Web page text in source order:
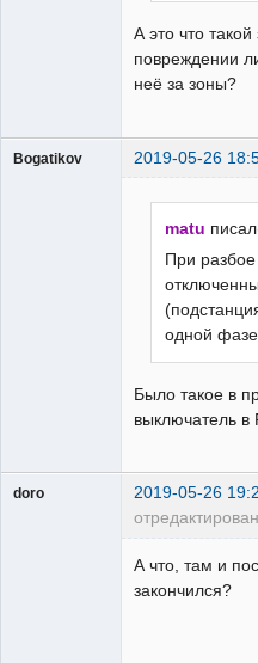
А это что
повреждении
неё за зоны?
Bogatikov 2019-05-26
matu
При
одной фазе.
Было такое в
выключатель в
doro 2019-05-26
А что, там и
закончился?